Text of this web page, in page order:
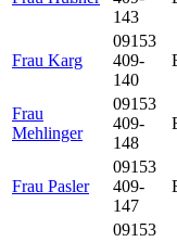
143
Frau Karg
09153
409-
140
Frau
Mehlinger
09153
409-
148
Frau Pasler
09153
409-
147
09153